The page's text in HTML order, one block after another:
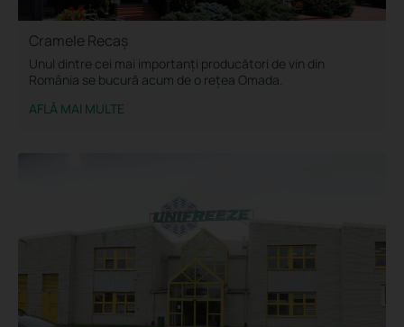
Cramele Recaș
Unul dintre cei mai importanți producători de vin din
România se bucură acum de o rețea Omada.
AFLĂ MAI MULTE